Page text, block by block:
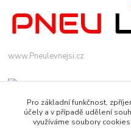
www.Pneulevnejsi.cz
Pro základní funkčnost,
účely a v případě udělení
využíváme soubory